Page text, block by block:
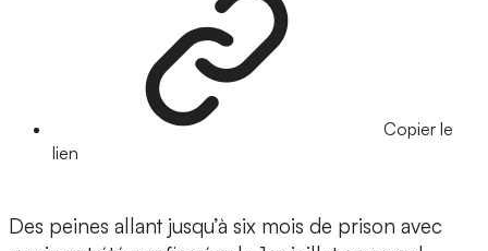
Copier le
lien
Des peines allant jusqu’à six mois de prison avec